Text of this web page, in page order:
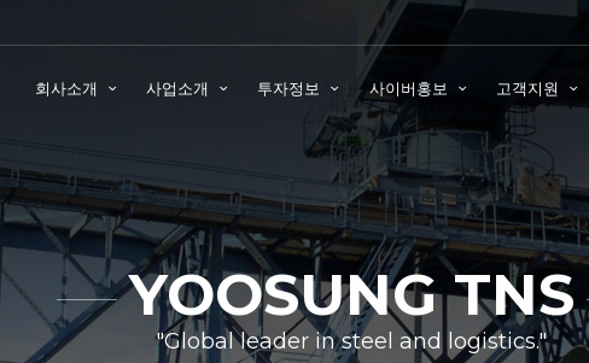
회사소개 사업소개 투자정보 사이버홍보 고객지원
YOOSUNG TNS
"Global leader in steel and logistics."